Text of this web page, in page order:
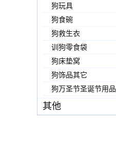
狗玩具
狗食碗
狗救生衣
训狗零食袋
狗床垫窝
狗饰品其它
狗万圣节圣诞节用品
其他